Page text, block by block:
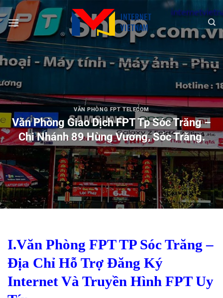
Chuyển
đến
nội
dung
VĂN PHÒNG FPT TELECOM
Văn Phòng Giao Dịch FPT Tp Sóc Trăng –
Chi Nhánh 89 Hùng Vương, Sóc Trăng.
I.Văn Phòng FPT TP Sóc Trăng –
Địa Chỉ Hỗ Trợ Đăng Ký
Internet Và Truyền Hình FPT Uy